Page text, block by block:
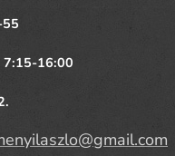
7:15-16:00